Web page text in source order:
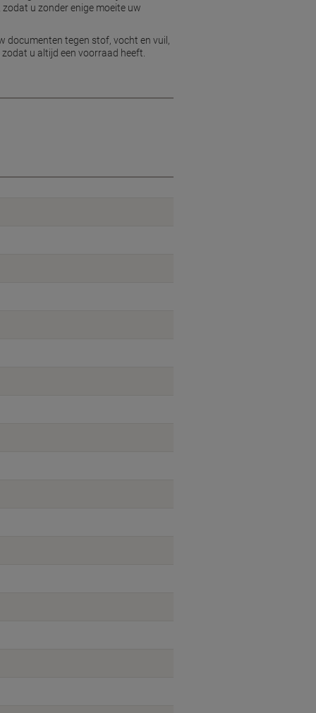
u zonder enige moeite uw
documenten tegen stof, vocht en vuil,
u altijd een voorraad heeft.